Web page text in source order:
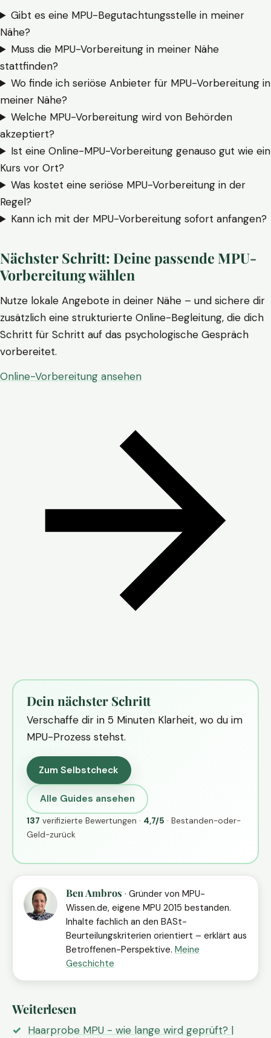
Gibt es eine MPU-Begutachtungsstelle in meiner
Nähe?
Muss die MPU-Vorbereitung in meiner Nähe
stattfinden?
Wo finde ich seriöse Anbieter für MPU-Vorbereitung in
meiner Nähe?
Welche MPU-Vorbereitung wird von Behörden
akzeptiert?
Ist eine Online-MPU-Vorbereitung genauso gut wie ein
Kurs vor Ort?
Was kostet eine seriöse MPU-Vorbereitung in der
Regel?
Kann ich mit der MPU-Vorbereitung sofort anfangen?
Nächster Schritt: Deine passende MPU-
Vorbereitung wählen
Nutze lokale Angebote in deiner Nähe – und sichere dir
zusätzlich eine strukturierte Online-Begleitung, die dich
Schritt für Schritt auf das psychologische Gespräch
vorbereitet.
Online-Vorbereitung ansehen
Dein nächster Schritt
Verschaffe dir in 5 Minuten Klarheit, wo du im
MPU-Prozess stehst.
Zum Selbstcheck
Alle Guides ansehen
137 verifizierte Bewertungen · 4,7/5 · Bestanden-oder-
Geld-zurück
Ben Ambros · Gründer von MPU-
Wissen.de, eigene MPU 2015 bestanden.
Inhalte fachlich an den BASt-
Beurteilungskriterien orientiert – erklärt aus
Betroffenen-Perspektive. Meine
Geschichte
Weiterlesen
Haarprobe MPU - wie lange wird geprüft? |